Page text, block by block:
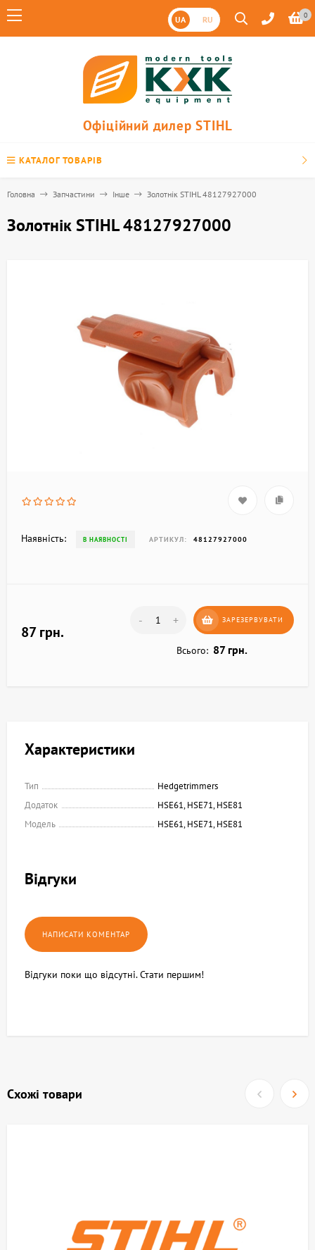
UA RU 0
Офіційний дилер STIHL
КАТАЛОГ ТОВАРІВ
Головна Запчастини Інше Золотнік STIHL 48127927000
Золотнік STIHL 48127927000
Наявність: В НАЯВНОСТІ АРТИКУЛ: 48127927000
87 грн.
- + ЗАРЕЗЕРВУВАТИ
Всього: 87 грн.
Характеристики
Тип
Hedgetrimmers
Додаток
HSE61, HSE71, HSE81
Модель
HSE61, HSE71, HSE81
Відгуки
Відгуки поки що відсутні. Стати першим!
Схожі товари